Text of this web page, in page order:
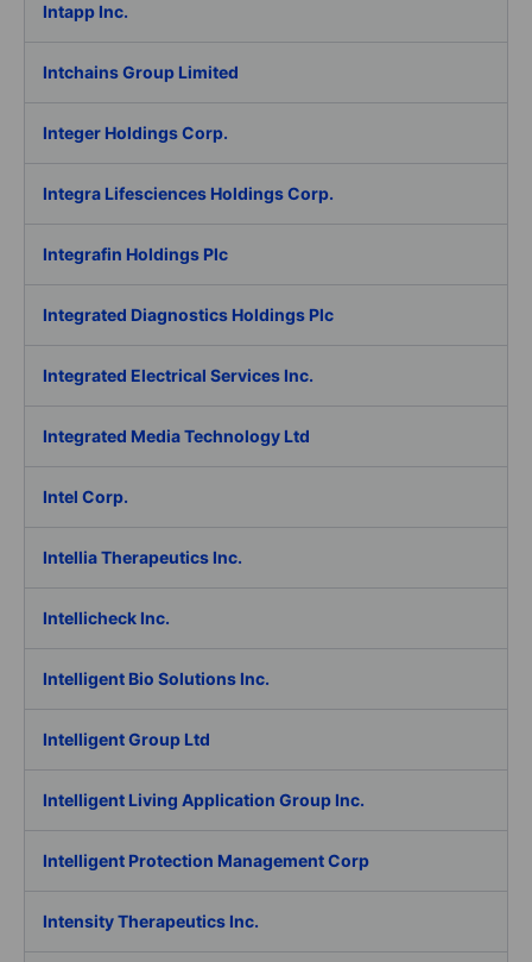
Intapp Inc.
Intchains Group Limited
Integer Holdings Corp.
Integra Lifesciences Holdings Corp.
Integrafin Holdings Plc
Integrated Diagnostics Holdings Plc
Integrated Electrical Services Inc.
Integrated Media Technology Ltd
Intel Corp.
Intellia Therapeutics Inc.
Intellicheck Inc.
Intelligent Bio Solutions Inc.
Intelligent Group Ltd
Intelligent Living Application Group Inc.
Intelligent Protection Management Corp
Intensity Therapeutics Inc.